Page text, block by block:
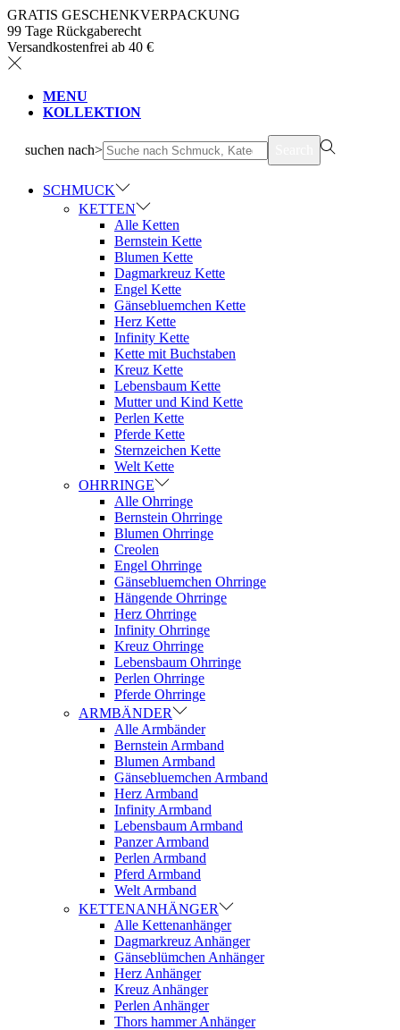
GRATIS GESCHENKVERPACKUNG
99 Tage Rückgaberecht
Versandkostenfrei ab 40 €
MENU
KOLLEKTION
suchen nach>
SCHMUCK
KETTEN
Alle Ketten
Bernstein Kette
Blumen Kette
Dagmarkreuz Kette
Engel Kette
Gänsebluemchen Kette
Herz Kette
Infinity Kette
Kette mit Buchstaben
Kreuz Kette
Lebensbaum Kette
Mutter und Kind Kette
Perlen Kette
Pferde Kette
Sternzeichen Kette
Welt Kette
OHRRINGE
Alle Ohrringe
Bernstein Ohrringe
Blumen Ohrringe
Creolen
Engel Ohrringe
Gänsebluemchen Ohrringe
Hängende Ohrringe
Herz Ohrringe
Infinity Ohrringe
Kreuz Ohrringe
Lebensbaum Ohrringe
Perlen Ohrringe
Pferde Ohrringe
ARMBÄNDER
Alle Armbänder
Bernstein Armband
Blumen Armband
Gänsebluemchen Armband
Herz Armband
Infinity Armband
Lebensbaum Armband
Panzer Armband
Perlen Armband
Pferd Armband
Welt Armband
KETTENANHÄNGER
Alle Kettenanhänger
Dagmarkreuz Anhänger
Gänseblümchen Anhänger
Herz Anhänger
Kreuz Anhänger
Perlen Anhänger
Thors hammer Anhänger